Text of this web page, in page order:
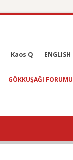
Kaos Q ENGLISH
GÖKKUŞAĞI FORUMU